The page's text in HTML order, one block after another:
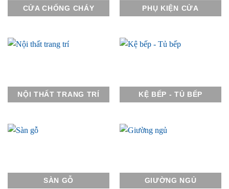
CỬA CHỐNG CHÁY PHỤ KIỆN CỬA
NỘI THẤT TRANG TRÍ KỆ BẾP - TỦ BẾP
SÀN GỖ GIƯỜNG NGỦ